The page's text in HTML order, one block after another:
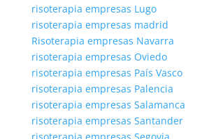
risoterapia empresas Lugo
risoterapia empresas madrid
Risoterapia empresas Navarra
risoterapia empresas Oviedo
risoterapia empresas País Vasco
risoterapia empresas Palencia
risoterapia empresas Salamanca
risoterapia empresas Santander